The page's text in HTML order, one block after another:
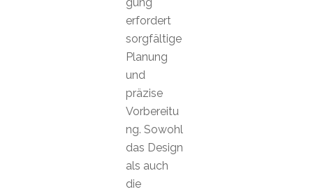
erfordert
sorgfältige
Planung
und
präzise
Vorbereitu
ng. Sowohl
das Design
als auch
die